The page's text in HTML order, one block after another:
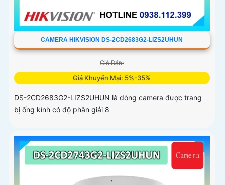
CAMERA HIKVISION DS-2CD2683G2-LIZS2UHUN
Giá Bán:
Giá Khuyến Mại: 5%-35%
DS-2CD2683G2-LIZS2UHUN là dòng camera được trang
bị ống kính có độ phân giải 8